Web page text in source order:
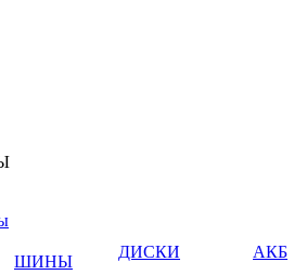
ШИНЫ
ДИСКИ
АКБ